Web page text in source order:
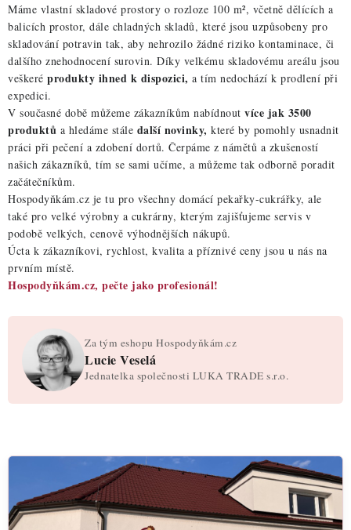
Máme vlastní skladové prostory o rozloze 100 m², včetně dělících a
balicích prostor, dále chladných skladů, které jsou uzpůsobeny pro
skladování potravin tak, aby nehrozilo žádné riziko kontaminace, či
dalšího znehodnocení surovin. Díky velkému skladovému areálu jsou
veškeré produkty ihned k dispozici, a tím nedochází k prodlení při
expedici.
V současné době můžeme zákazníkům nabídnout více jak 3500
produktů a hledáme stále další novinky, které by pomohly usnadnit
práci při pečení a zdobení dortů. Čerpáme z námětů a zkušeností
našich zákazníků, tím se sami učíme, a můžeme tak odborně poradit
začátečníkům.
Hospodyňkám.cz je tu pro všechny domácí pekařky-cukrářky, ale
také pro velké výrobny a cukrárny, kterým zajišťujeme servis v
podobě velkých, cenově výhodnějších nákupů.
Úcta k zákazníkovi, rychlost, kvalita a příznivé ceny jsou u nás na
prvním místě.
Hospodyňkám.cz, pečte jako profesionál!
Za tým eshopu Hospodyňkám.cz
Lucie Veselá
Jednatelka společnosti LUKA TRADE s.r.o.